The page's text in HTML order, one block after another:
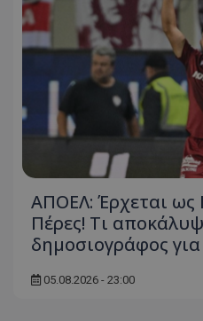
ΑΠΟΕΛ: Έρχεται ως
Πέρες! Τι
δημοσιογράφος
05.08.2026 - 23:00